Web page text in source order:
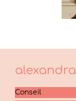
alexandra
Conseil